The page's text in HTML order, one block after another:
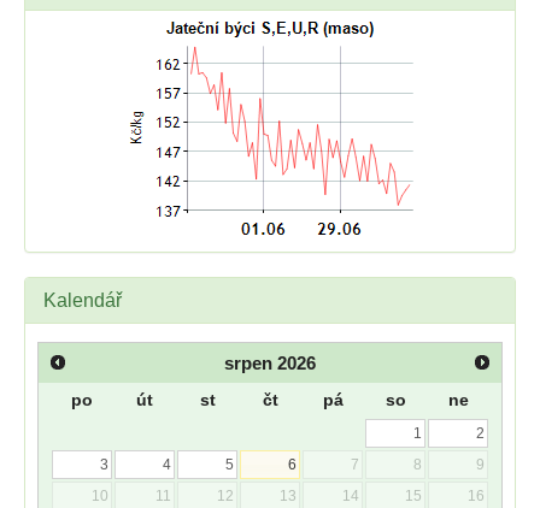
Kalendář
srpen 2026
po út st čt pá so ne
1
2
3
4 5 6 7 8
9
10
11 12 13 14 15
16